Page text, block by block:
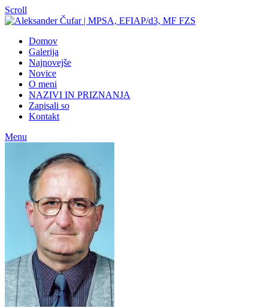
Scroll
Domov
Galerija
Najnovejše
Novice
O meni
NAZIVI IN PRIZNANJA
Zapisali so
Kontakt
Menu